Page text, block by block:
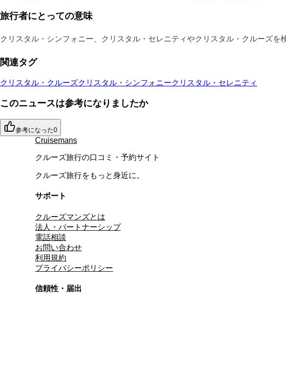
旅行者にとっての意味
クリスタル・シンフォニー、クリスタル・セレニティやクリスタル・クルーズ
関連タグ
クリスタル・クルーズクリスタル・シンフォニークリスタル・セレニティ
このニュースは参考になりましたか
参考になった0
Cruisemans
クルーズ旅行の口コミ・予約サイト
クルーズ旅行をもっと身近に。
サポート
クルーズマンズとは
法人・パートナーシップ
電話相談
お問い合わせ
利用規約
プライバシーポリシー
信頼性・届出